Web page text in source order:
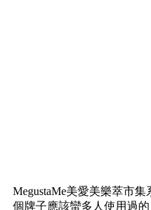
MegustaMe美愛美樂萃市
個牌子應該蠻多人使用過